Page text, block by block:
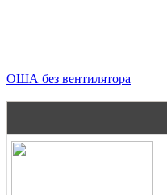
ОША без вентилятора